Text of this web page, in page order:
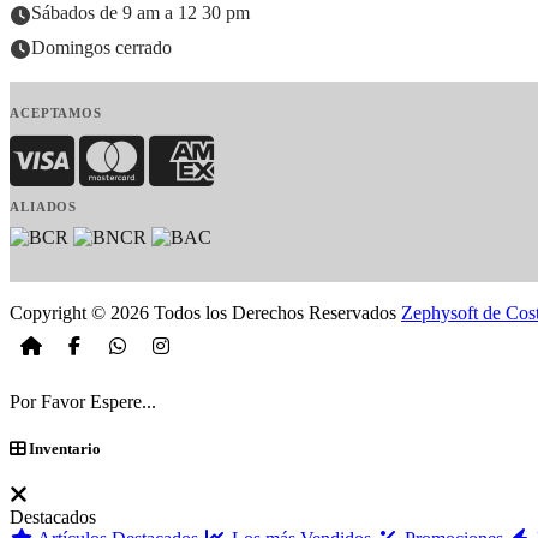
Sábados de 9 am a 12 30 pm
Domingos cerrado
ACEPTAMOS
Visa MasterCardAmerican Express
ALIADOS
Copyright © 2026 Todos los Derechos Reservados Zephysoft de
Por Favor Espere...
Inventario
Destacados